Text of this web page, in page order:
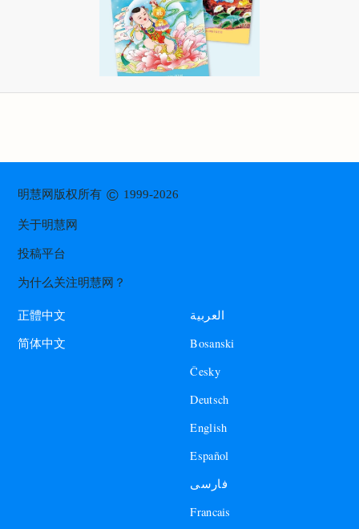
明慧网版权所有© 1999-2026
关于明慧网
投稿平台
为什么关注明慧网？
正體中文
简体中文
العربية
Bosanski
Česky
Deutsch
English
Español
فارسی
Francais